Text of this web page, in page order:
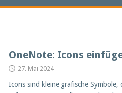
OneNote: Icons
27. Mai 2024
Icons sind kleine grafische Symbole,